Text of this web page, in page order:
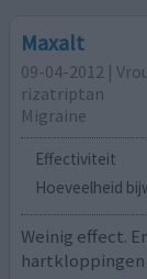
Maxalt
09-04-2012 |
rizatriptan
Migraine
Effectiviteit
Hoeveelheid
Weinig effect.
hartkloppingen